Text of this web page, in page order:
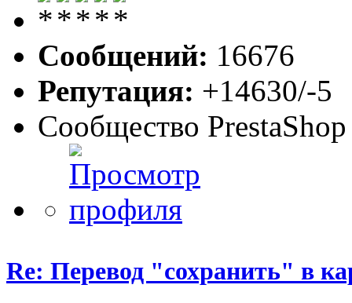
Сообщений: 16676
Репутация: +14630/-5
Сообщество PrestaShop
Re: Перевод "сохранить" в